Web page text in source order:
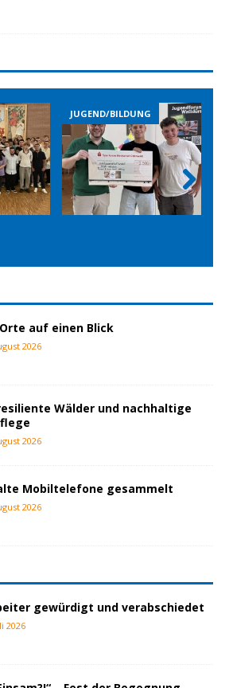
JUGEND/BILDUNG
Nex
t
auf einen Blick
2026
Wälder und nachhaltige
2026
Mobiltelefone gesammelt
2026
gewürdigt und verabschiedet
2026